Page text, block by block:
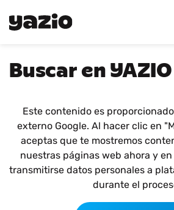
Buscar en YAZIO
Este contenido es
externo Google. Al hacer clic en
aceptas que te mostremos
nuestras páginas web ahora y
transmitirse datos personales a
durante el